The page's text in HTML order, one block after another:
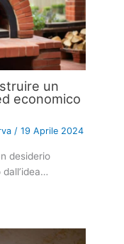
un
economico
/19 Aprile 2024
desiderio